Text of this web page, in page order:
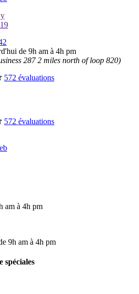
de 9h am à 4h pm
287 2 miles north of loop 820)
572 évaluations
572 évaluations
am à 4h pm
9h am à 4h pm
spéciales